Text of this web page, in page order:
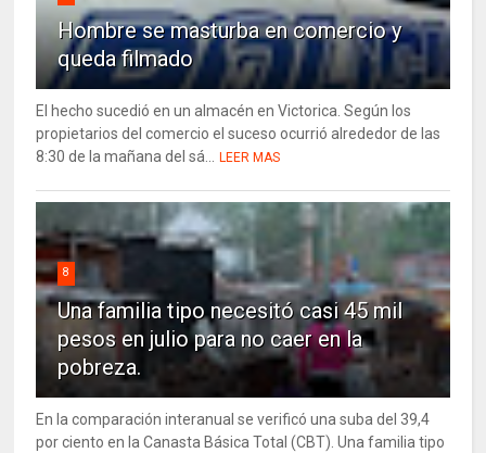
Hombre se masturba en comercio y
queda filmado
El hecho sucedió en un almacén en Victorica. Según los
propietarios del comercio el suceso ocurrió alrededor de las
8:30 de la mañana del sá... LEER MAS
8
Una familia tipo necesitó casi 45 mil
pesos en julio para no caer en la
pobreza.
En la comparación interanual se verificó una suba del 39,4
por ciento en la Canasta Básica Total (CBT). Una familia tipo